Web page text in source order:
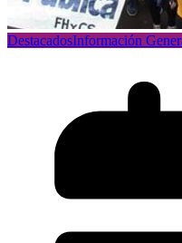
DestacadosInformación